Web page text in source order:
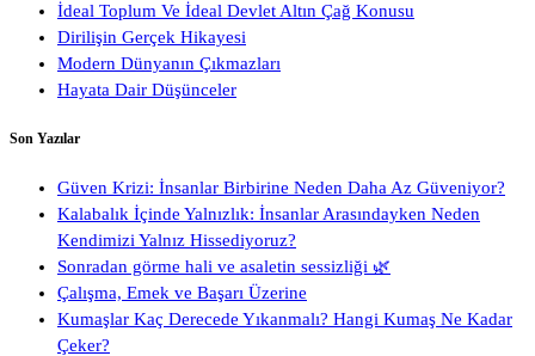
İdeal Toplum Ve İdeal Devlet Altın Çağ Konusu
Dirilişin Gerçek Hikayesi
Modern Dünyanın Çıkmazları
Hayata Dair Düşünceler
Son Yazılar
Güven Krizi: İnsanlar Birbirine Neden Daha Az Güveniyor?
Kalabalık İçinde Yalnızlık: İnsanlar Arasındayken Neden
Kendimizi Yalnız Hissediyoruz?
Sonradan görme hali ve asaletin sessizliği 🌿
Çalışma, Emek ve Başarı Üzerine
Kumaşlar Kaç Derecede Yıkanmalı? Hangi Kumaş Ne Kadar
Çeker?